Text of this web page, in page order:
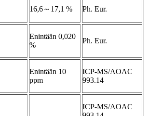
16,6～17,1 % Ph. Eur.
Enintään 0,020
%
Ph. Eur.
Enintään 10
ppm
ICP-MS/AOAC
993.14
ICP-MS/AOAC